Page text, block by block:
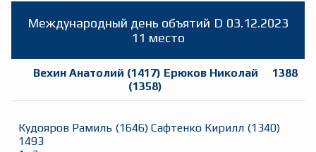
Международный день объятий D 03.12.2023
11 место
Вехин Анатолий (1417) Ерюков Николай
(1358)
1388
Кудояров Рамиль (1646) Сафтенко Кирилл (1340)
1493